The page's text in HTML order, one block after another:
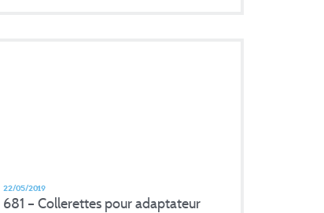
22/05/2019
681 – Collerettes pour adaptateur